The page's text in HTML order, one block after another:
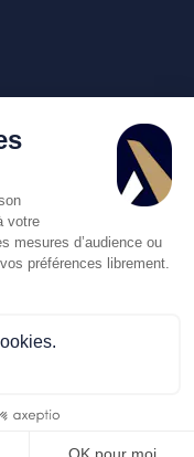
votre
mesures d’audience ou
préférences librement.